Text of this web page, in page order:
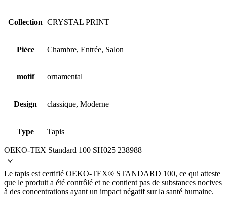
Collection CRYSTAL PRINT
Pièce Chambre, Entrée, Salon
motif ornamental
Design classique, Moderne
Type Tapis
OEKO-TEX Standard 100 SH025 238988
Le tapis est certifié OEKO-TEX® STANDARD 100, ce qui atteste
que le produit a été contrôlé et ne contient pas de substances nocives
à des concentrations ayant un impact négatif sur la santé humaine.